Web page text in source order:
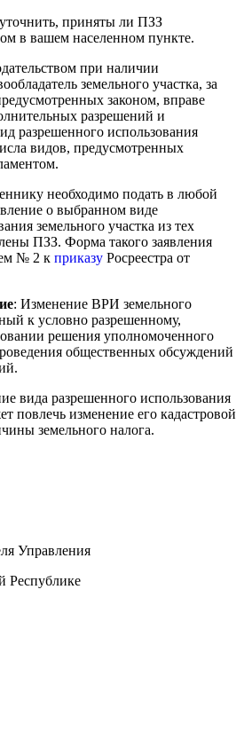
приняты ли ПЗЗ
в вашем населенном пункте.
при наличии
земельного участка, за
законом, вправе
разрешений и
разрешенного использования
видов, предусмотренных
необходимо подать в любой
о выбранном виде
земельного участка из тех
ПЗЗ. Форма такого заявления
№ 2 к приказу Росреестра от
: Изменение ВРИ земельного
к условно разрешенному,
решения уполномоченного
общественных обсуждений
вида разрешенного использования
повлечь изменение его кадастровой
земельного налога.
Управления
Республике